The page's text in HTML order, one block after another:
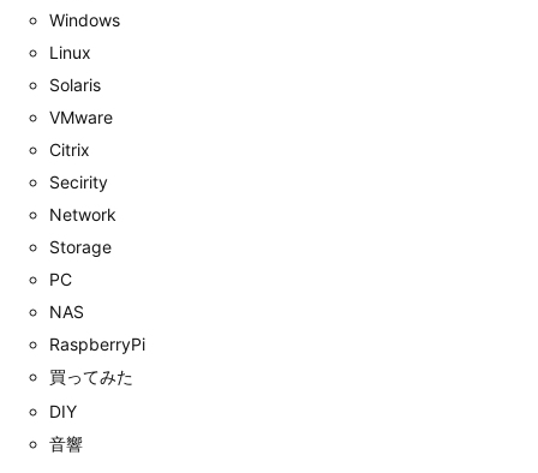
Windows
Linux
Solaris
VMware
Citrix
Secirity
Network
Storage
PC
NAS
RaspberryPi
買ってみた
DIY
音響